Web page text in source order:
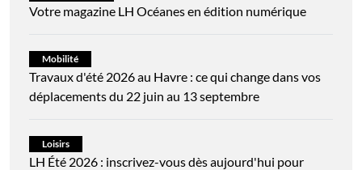
Votre magazine LH Océanes en édition numérique
Mobilité
Travaux d'été 2026 au Havre : ce qui change dans vos
déplacements du 22 juin au 13 septembre
Loisirs
LH Été 2026 : inscrivez-vous dès aujourd'hui pour